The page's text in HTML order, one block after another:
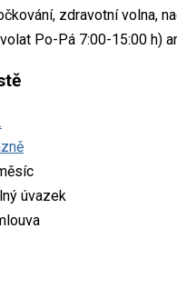
zdravotní volna,
Po-Pá 7:00-15:00 h)
úvazek